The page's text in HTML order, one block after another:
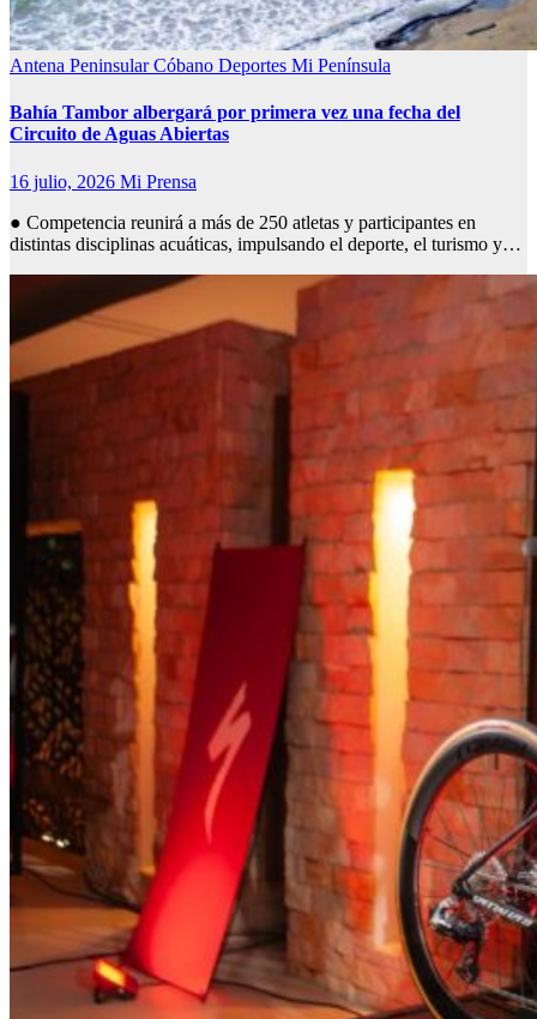
Antena PeninsularCóbano Deportes Mi Península
Bahía Tambor albergará por primera vez una fecha del
Circuito de Aguas Abiertas
16 julio, 2026 Mi Prensa
● Competencia reunirá a más de 250 atletas y participantes en
distintas disciplinas acuáticas, impulsando el deporte, el turismo y…